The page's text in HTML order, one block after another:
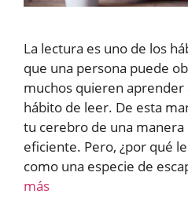
La lectura es uno de los
que una persona puede
muchos quieren
hábito de leer. De esta
tu cerebro de una
eficiente. Pero, ¿por qué
como una especie de
más